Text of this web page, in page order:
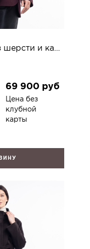
69 900 руб
Цена без
клубной
карты